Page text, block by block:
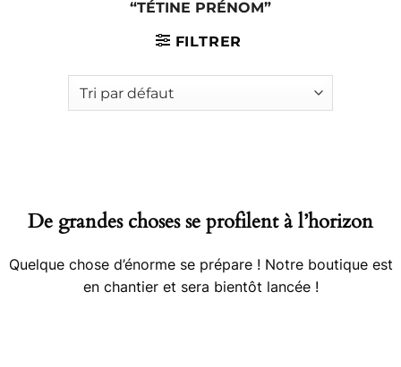
“TÉTINE PRÉNOM”
FILTRER
De grandes choses se profilent à l’horizon
Quelque chose d’énorme se prépare ! Notre boutique est
en chantier et sera bientôt lancée !